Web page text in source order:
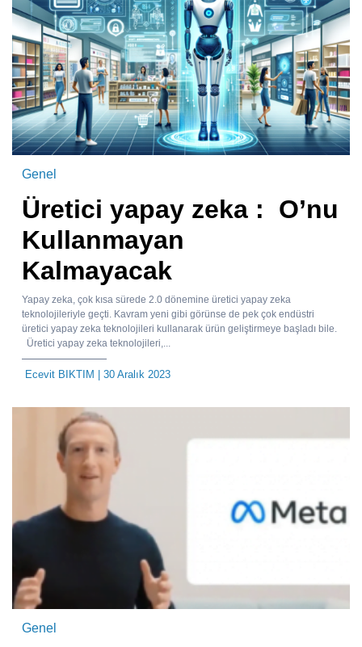
Genel
Üretici yapay zeka : O’nu
Kullanmayan
Kalmayacak
Yapay zeka, çok kısa sürede 2.0 dönemine üretici yapay zeka
teknolojileriyle geçti. Kavram yeni gibi görünse de pek çok endüstri
üretici yapay zeka teknolojileri kullanarak ürün geliştirmeye başladı bile.
Üretici yapay zeka teknolojileri,...
Ecevit BIKTIM | 30 Aralık 2023
Genel